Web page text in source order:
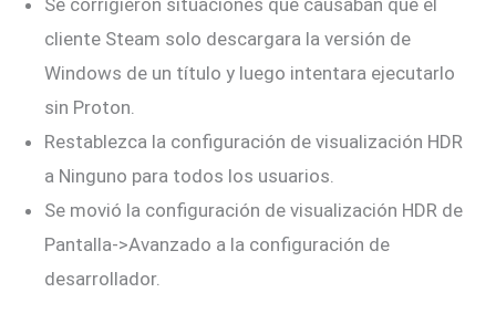
Se corrigieron situaciones que causaban que el
cliente Steam solo descargara la versión de
Windows de un título y luego intentara ejecutarlo
sin Proton.
Restablezca la configuración de visualización HDR
a Ninguno para todos los usuarios.
Se movió la configuración de visualización HDR de
Pantalla->Avanzado a la configuración de
desarrollador.